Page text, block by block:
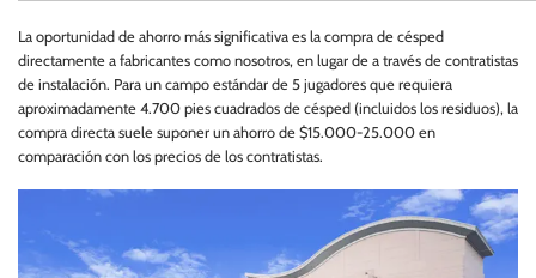
La oportunidad de ahorro más significativa es la compra de césped
directamente a fabricantes como nosotros, en lugar de a través de contratistas
de instalación. Para un campo estándar de 5 jugadores que requiera
aproximadamente 4.700 pies cuadrados de césped (incluidos los residuos), la
compra directa suele suponer un ahorro de $15.000-25.000 en
comparación con los precios de los contratistas.